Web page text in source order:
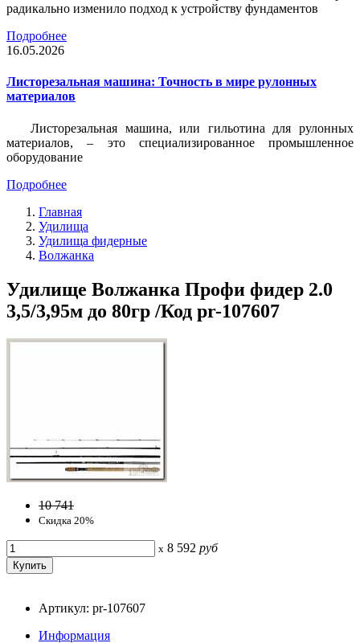
радикально изменило подход к устройству фундаментов
Подробнее
16.05.2026
Листорезальная машина: Точность в мире рулонных
материалов
Листорезальная машина, или гильотина для рулонных
материалов, – это специализированное промышленное
оборудование
Подробнее
Главная
Удилища
Удилища фидерные
Волжанка
Удилище Волжанка Профи фидер 2.0
3,5/3,95м до 80гр /Код pr-107607
10 741
Скидка 20%
x 8 592 руб
Артикул: pr-107607
Информация